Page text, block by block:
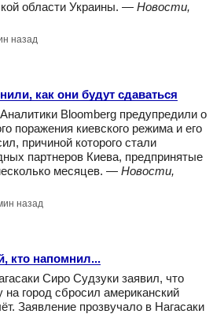
области Украины. — Новости,
назад
как они будут сдаваться
Bloomberg предупредили о
поражения киевского режима и его
причиной которого стали
партнеров Киева, предпринятые
месяцев. — Новости,
назад
кто напомнил...
Сиро Судзуки заявил, что
город сбросил американский
Заявление прозвучало в Нагасаки